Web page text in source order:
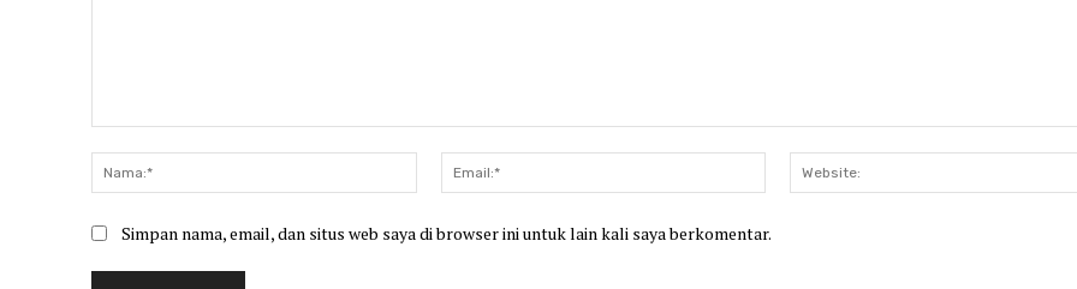
Nama:*
Email:*
Simpan nama, email, dan situs web saya di browser ini untuk lain kali saya berkomentar.